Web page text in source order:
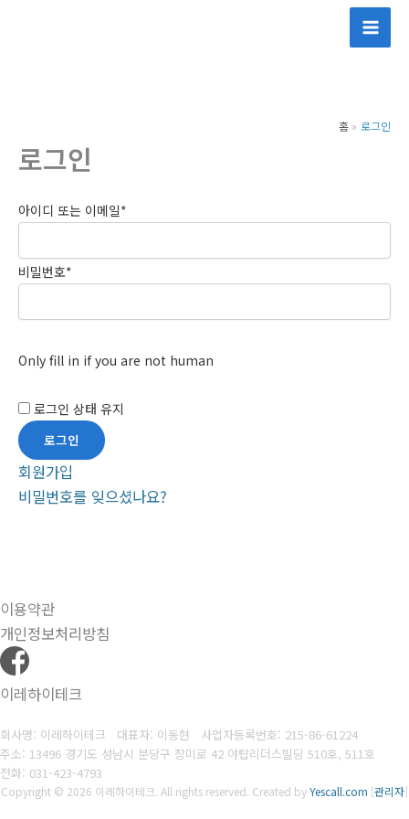
홈 로그인
로그인
아이디 또는 이메일*
비밀번호*
Only fill in if you are not human
로그인 상태 유지
회원가입
비밀번호를 잊으셨나요?
이용약관
개인정보처리방침
이레하이테크
회사명: 이레하이테크 대표자: 이동현 사업자등록번호: 215-86-61224
주소: 13496 경기도 성남시 분당구 장미로 42 야탑리더스빌딩 510호, 511호
전화: 031-423-4793
Copyright © 2026 이레하이테크. All rights reserved. Created byYescall.com [관리자]